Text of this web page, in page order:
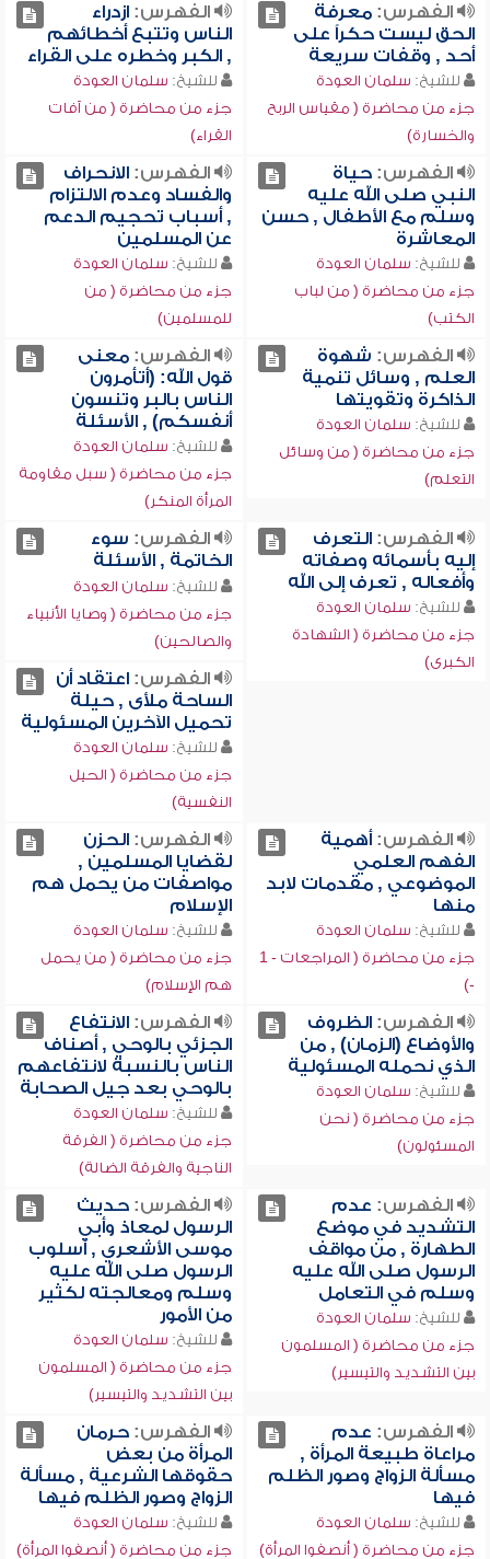
الفهرس:معرفة
الحق ليست حكراً على
أحد , وقفات سريعة
للشيخ: سلمان العودة
جزء من محاضرة ( مقياس الربح
والخسارة)
الفهرس:ازدراء
الناس وتتبع أخطائهم
, الكبر وخطره على القراء
للشيخ: سلمان العودة
جزء من محاضرة ( من آفات
القراء)
الفهرس:حياة
النبي صلى الله عليه
وسلم مع الأطفال , حسن
المعاشرة
للشيخ: سلمان العودة
جزء من محاضرة ( من لباب
الكتب)
الفهرس:الانحراف
والفساد وعدم الالتزام
, أسباب تحجيم الدعم
عن المسلمين
للشيخ: سلمان العودة
جزء من محاضرة ( من
للمسلمين)
الفهرس: شهوة
العلم , وسائل تنمية
الذاكرة وتقويتها
للشيخ: سلمان العودة
جزء من محاضرة ( من وسائل
التعلم)
الفهرس:معنى
قول الله: (أتأمرون
الناس بالبر وتنسون
أنفسكم) , الأسئلة
للشيخ: سلمان العودة
جزء من محاضرة ( سبل مقاومة
المرأة المنكر)
الفهرس:التعرف
إليه بأسمائه وصفاته
وأفعاله , تعرف إلى الله
للشيخ: سلمان العودة
جزء من محاضرة ( الشهادة
الكبرى)
الفهرس: سوء
الخاتمة , الأسئلة
للشيخ: سلمان العودة
جزء من محاضرة ( وصايا الأنبياء
والصالحين)
الفهرس:اعتقاد أن
الساحة ملأى , حيلة
تحميل الآخرين المسئولية
للشيخ: سلمان العودة
جزء من محاضرة ( الحيل
النفسية)
الفهرس:أهمية
الفهم العلمي
الموضوعي , مقدمات لابد
منها
للشيخ: سلمان العودة
جزء من محاضرة ( المراجعات - 1
-)
الفهرس:الحزن
لقضايا المسلمين ,
مواصفات من يحمل هم
الإسلام
للشيخ: سلمان العودة
جزء من محاضرة ( من يحمل
هم الإسلام)
الفهرس:الظروف
والأوضاع (الزمان) , من
الذي نحمله المسئولية
للشيخ: سلمان العودة
جزء من محاضرة ( نحن
المسئولون)
الفهرس:الانتفاع
الجزئي بالوحي , أصناف
الناس بالنسبة لانتفاعهم
بالوحي بعد جيل الصحابة
للشيخ: سلمان العودة
جزء من محاضرة ( الفرقة
الناجية والفرقة الضالة)
الفهرس: عدم
التشديد في موضع
الطهارة , من مواقف
الرسول صلى الله عليه
وسلم في التعامل
للشيخ: سلمان العودة
جزء من محاضرة ( المسلمون
بين التشديد والتيسير)
الفهرس:حديث
الرسول لمعاذ وأبي
موسى الأشعري , أسلوب
الرسول صلى الله عليه
وسلم ومعالجته لكثير
من الأمور
للشيخ: سلمان العودة
جزء من محاضرة ( المسلمون
بين التشديد والتيسير)
الفهرس: عدم
مراعاة طبيعة المرأة ,
مسألة الزواج وصور الظلم
فيها
للشيخ: سلمان العودة
جزء من محاضرة ( أنصفوا المرأة)
الفهرس:حرمان
المرأة من بعض
حقوقها الشرعية , مسألة
الزواج وصور الظلم فيها
للشيخ: سلمان العودة
جزء من محاضرة ( أنصفوا المرأة)